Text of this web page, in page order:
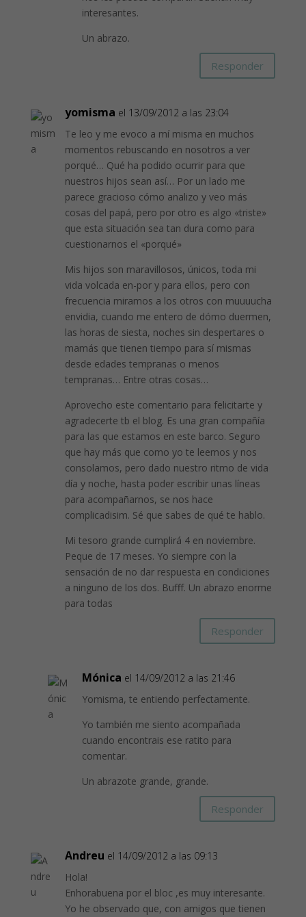
interesantes.
Un abrazo.
Responder
yomisma el 13/09/2012 a las 23:04
Te leo y me evoco a mí misma en muchos
momentos rebuscando en nosotros a ver
porqué… Qué ha podido ocurrir para que
nuestros hijos sean así… Por un lado me
parece gracioso cómo analizo y veo más
cosas del papá, pero por otro es algo «triste»
que esta situación sea tan dura como para
cuestionarnos el «porqué»
Mis hijos son maravillosos, únicos, toda mi
vida volcada en-por y para ellos, pero con
frecuencia miramos a los otros con muuuucha
envidia, cuando me entero de dómo duermen,
las horas de siesta, noches sin despertares o
mamás que tienen tiempo para sí mismas
desde edades tempranas o menos
tempranas… Entre otras cosas…
Aprovecho este comentario para felicitarte y
agradecerte tb el blog. Es una gran compañía
para las que estamos en este barco. Seguro
que hay más que como yo te leemos y nos
consolamos, pero dado nuestro ritmo de vida
día y noche, hasta poder escribir unas líneas
para acompañarnos, se nos hace
complicadisim. Sé que sabes de qué te hablo.
Mi tesoro grande cumplirá 4 en noviembre.
Peque de 17 meses. Yo siempre con la
sensación de no dar respuesta en condiciones
a ninguno de los dos. Bufff. Un abrazo enorme
para todas
Responder
Mónica el 14/09/2012 a las 21:46
Yomisma, te entiendo perfectamente.
Yo también me siento acompañada
cuando encontrais ese ratito para
comentar.
Un abrazote grande, grande.
Responder
Andreu el 14/09/2012 a las 09:13
Hola!
Enhorabuena por el bloc ,es muy interesante.
Yo he observado que, con amigos que tienen